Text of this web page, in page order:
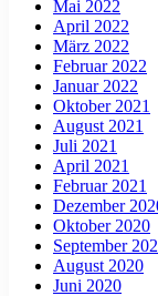
Mai 2022
April 2022
März 2022
Februar 2022
Januar 2022
Oktober 2021
August 2021
Juli 2021
April 2021
Februar 2021
Dezember
Oktober 2020
September
August 2020
Juni 2020